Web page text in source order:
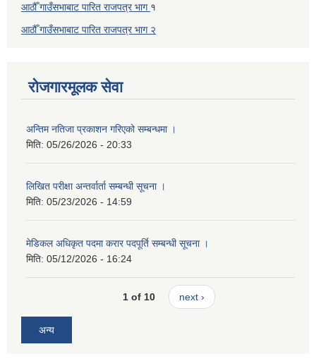
आठौँ गाउँसभाबाट पारित राजपत्र भाग १
आठौँ गाउँसभाबाट पारित राजपत्र भाग २
रोजगारमूलक सेवा
अन्तिम नतिजा प्रकाशन गरिएको सम्बन्धमा ।
मिति: 05/26/2026 - 20:33
लिखित परीक्षा अन्तर्वार्ता सम्बन्धी सूचना ।
मिति: 05/23/2026 - 14:59
मेडिकल अधिकृत पदमा करार पदपूर्ति सम्बन्धी सूचना ।
मिति: 05/12/2026 - 16:24
1 of 10 next ›
अन्य